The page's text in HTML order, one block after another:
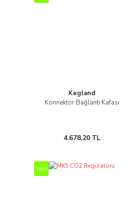
Kegland
Konnektör Bağlantı Kafası
4.678,20 TL
Yeni